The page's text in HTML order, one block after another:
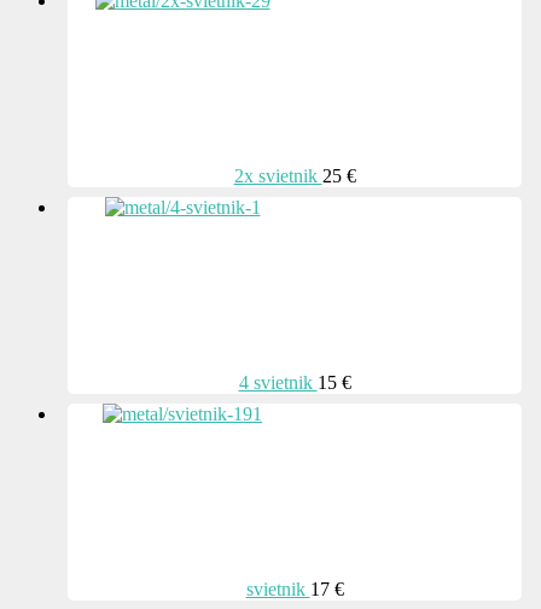
2x svietnik 25 €
4 svietnik 15 €
svietnik 17 €